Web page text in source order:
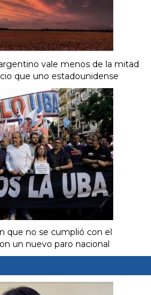
vale menos de la mitad
que uno estadounidense
que no se cumplió con el
un nuevo paro nacional